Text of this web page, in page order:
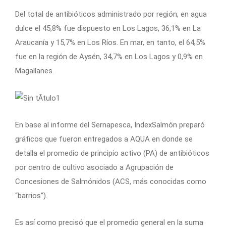
Del total de antibióticos administrado por región, en agua
dulce el 45,8% fue dispuesto en Los Lagos, 36,1% en La
Araucanía y 15,7% en Los Ríos. En mar, en tanto, el 64,5%
fue en la región de Aysén, 34,7% en Los Lagos y 0,9% en
Magallanes.
En base al informe del Sernapesca, IndexSalmón preparó
gráficos que fueron entregados a AQUA en donde se
detalla el promedio de principio activo (PA) de antibióticos
por centro de cultivo asociado a Agrupación de
Concesiones de Salmónidos (ACS, más conocidas como
“barrios”).
Es así como precisó que el promedio general en la suma